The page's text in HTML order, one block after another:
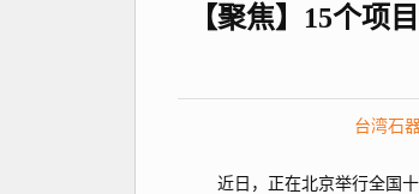
【聚焦】15个项
台湾石
近日，正在北京举行全国十